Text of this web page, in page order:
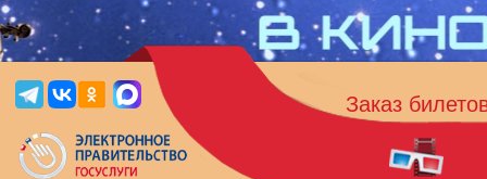
Заказ